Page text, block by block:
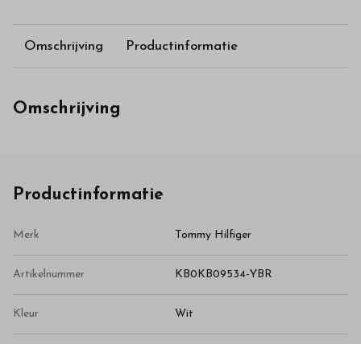
Omschrijving Productinformatie
Omschrijving
Productinformatie
Merk Tommy Hilfiger
Artikelnummer KB0KB09534-YBR
Kleur Wit